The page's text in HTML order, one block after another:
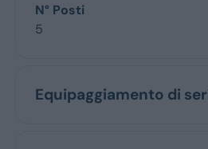
N° Posti
5
Equipaggiamento di